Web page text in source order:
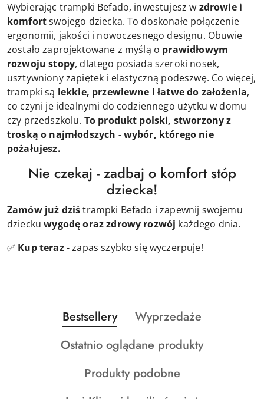
Wybierając trampki Befado, inwestujesz w zdrowie i
komfortswojego dziecka. To doskonałe połączenie
ergonomii, jakości i nowoczesnego designu. Obuwie
zostało zaprojektowane z myślą o prawidłowym
rozwoju stopy, dlatego posiada szeroki nosek,
usztywniony zapiętek i elastyczną podeszwę. Co więcej,
trampki są lekkie, przewiewne i łatwe do założenia,
co czyni je idealnymi do codziennego użytku w domu
czy przedszkolu. To produkt polski, stworzony z
troską o najmłodszych - wybór, którego nie
pożałujesz.
Nie czekaj - zadbaj o komfort stóp
dziecka!
Zamów już dziśtrampki Befado i zapewnij swojemu
dzieckuwygodę oraz zdrowy rozwój każdego dnia.
✅ Kup teraz- zapas szybko się wyczerpuje!
Pomiń karuzelę produktów
Produkty
o
statusie:
Bestsellery
Produkty
statusie:
Wyprzedaże
Produkty
statusie:
Ostatnio oglądane produkty
Produkty
Produkty podobne